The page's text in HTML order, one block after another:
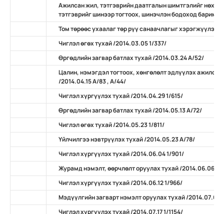
Ажилсан жил, тэтгэврийн даатгалын шимтгэлийг нөхөн
тэтгэврийг шинээр тогтоох, шинэчлэн бодоход
Том төрөөс ухаалаг төр рүү санаачлагыг хэрэгжүүлэх
Чиглэл өгөх тухай /2014.03.05 1/337/
Өргөдлийн загвар батлах тухай /2014.03.24 А/52/
Цалин, нэмэгдэл тогтоох, хөнгөлөлт эдлүүлэх
/2014.04.15 А/83 , А/44/
Чиглэл хүргүүлэх тухай /2014.04.29 1/615/
Өргөдлийн загвар батлах тухай /2014.05.13 А/72/
Чиглэл өгөх тухай /2014.05.23 1/811/
Үйлчилгээ нэвтрүүлэх тухай /2014.05.23 А/78/
Чиглэл хүргүүлэх тухай /2014.06.04 1/901/
Журамд нэмэлт, өөрчлөлт оруулах тухай /2014.06.06
Чиглэл хүргүүлэх тухай /2014.06.12 1/966/
Мэдүүлгийн загварт нэмэлт оруулах тухай /2014.07.07
Чиглэл хүргүүлэх тухай /2014.07.17 1/1154/